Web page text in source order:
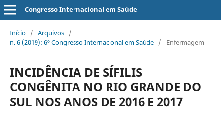
Congresso Internacional em Saúde
Início / Arquivos /
n. 6 (2019): 6º Congresso Internacional em Saúde / Enfermagem
INCIDÊNCIA DE SÍFILIS
CONGÊNITA NO RIO GRANDE DO
SUL NOS ANOS DE 2016 E 2017